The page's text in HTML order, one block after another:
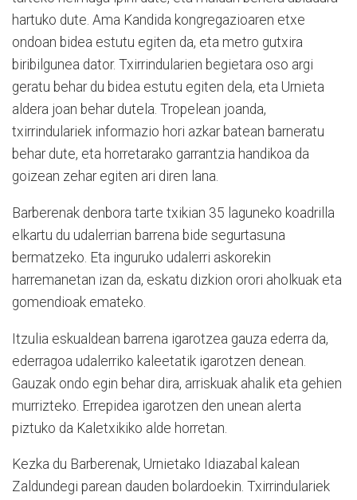
hartuko dute. Ama Kandida kongregazioaren etxe
ondoan bidea estutu egiten da, eta metro gutxira
biribilgunea dator. Txirrindularien begietara oso argi
geratu behar du bidea estutu egiten dela, eta Urnieta
aldera joan behar dutela. Tropelean joanda,
txirrindulariek informazio hori azkar batean barneratu
behar dute, eta horretarako garrantzia handikoa da
goizean zehar egiten ari diren lana.
Barberenak denbora tarte txikian 35 laguneko koadrilla
elkartu du udalerrian barrena bide segurtasuna
bermatzeko. Eta inguruko udalerri askorekin
harremanetan izan da, eskatu dizkion orori aholkuak eta
gomendioak emateko.
Itzulia eskualdean barrena igarotzea gauza ederra da,
ederragoa udalerriko kaleetatik igarotzen denean.
Gauzak ondo egin behar dira, arriskuak ahalik eta gehien
murrizteko. Errepidea igarotzen den unean alerta
piztuko da Kaletxikiko alde horretan.
Kezka du Barberenak, Urnietako Idiazabal kalean
Zaldundegi parean dauden bolardoekin. Txirrindulariek